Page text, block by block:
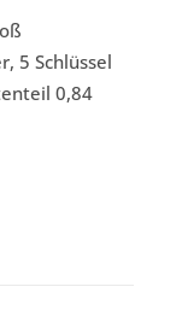
5 Schlüssel
0,84